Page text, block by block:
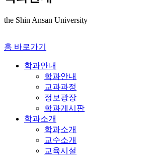
the Shin Ansan University
홈 바로가기
학과안내
학과안내
교과과정
정보광장
학과게시판
학과소개
학과소개
교수소개
교육시설